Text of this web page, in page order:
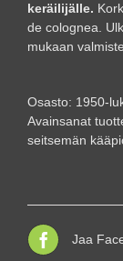
keräilijälle.
de colognea.
mukaan
Osasto: 1950-
Avainsanat
seitsemän
Jaa